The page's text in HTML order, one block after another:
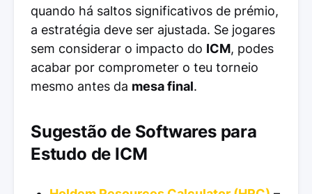
quando há saltos significativos de prémio,
a estratégia deve ser ajustada. Se jogares
sem considerar o impacto do ICM, podes
acabar por comprometer o teu torneio
mesmo antes da mesa final.
Sugestão de Softwares para
Estudo de ICM